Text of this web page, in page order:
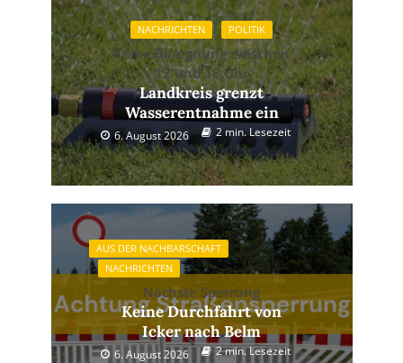
NACHRICHTEN POLITIK
Keine Beregnung zwischen
12 und 18 Uhr
Landkreis grenzt
Wasserentnahme ein
6. August 2026 2 min. Lesezeit
AUS DER NACHBARSCHAFT
NACHRICHTEN
Nächste Sperrung
Keine Durchfahrt von
Icker nach Belm
6. August 2026 2 min. Lesezeit